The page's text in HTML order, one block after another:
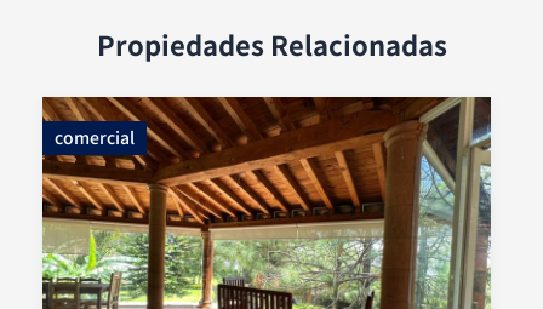
Propiedades Relacionadas
comercial